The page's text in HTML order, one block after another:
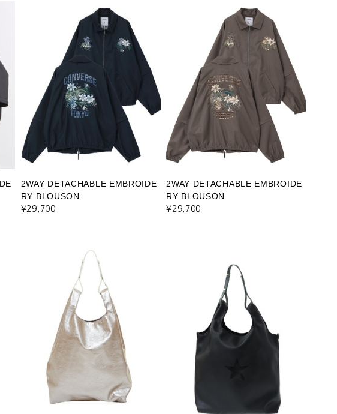
2WAY DETACHABLE EMBROIDE
RY BLOUSON
¥29,700
2WAY DETACHABLE EMBROIDE
RY BLOUSON
¥29,700